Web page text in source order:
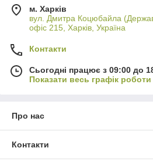
м. Харків
вул. Дмитра Коцюбайла
офіс 215, Харків, Україна
Контакти
Сьогодні працює з 09:00 до
Показати весь графік роботи
Про нас
Контакти